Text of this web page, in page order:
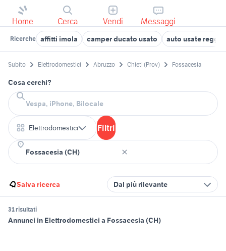
Home Cerca Vendi Messaggi
Ricerche affitti imola camper ducato usato auto usate
Subito Elettrodomestici Abruzzo Chieti (Prov) Fossacesia
Cosa cerchi?
Elettrodomestici Filtri
Salva ricerca Dal più rilevante
31 risultati
Annunci in Elettrodomestici a Fossacesia (CH)